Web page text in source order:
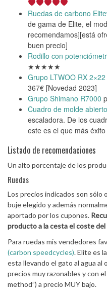
Ruedas de carbono
de gama de Elite, el
recomendamos][está
buen precio]
Rodillo con
★★★★★
Grupo LTWOO RX
367€ [Novedad 2023]
Grupo Shimano R7000
Cuadro de molde
escaladora. De los
este es el que más
Listado de recomendaciones
Un alto porcentaje de los
Ruedas
Los precios indicados son
buje elegido y además
aportado por los cupones.
producto a la cesta el coste
Para ruedas mis vendedores
(carbon speedcycles). Elite es
esta llevando el gato al agua
precios muy razonables y con
method”) a precio MUY bajo.